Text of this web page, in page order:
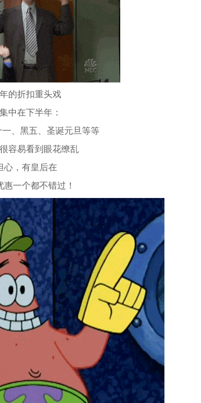
的折扣重头戏
中在下半年：
、黑五、圣诞元旦等等
容易看到眼花缭乱
心，有皇后在
一个都不错过！